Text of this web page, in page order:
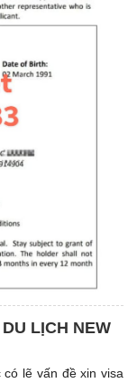
LỊCH NEW
lẽ vấn đề xin visa